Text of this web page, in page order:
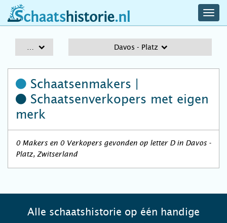
schaatshistorie.nl
Davos - Platz
Schaatsenmakers |
Schaatsenverkopers met eigen
merk
0 Makers en 0 Verkopers gevonden op letter D in Davos -
Platz, Zwitserland
Alle schaatshistorie op één handige